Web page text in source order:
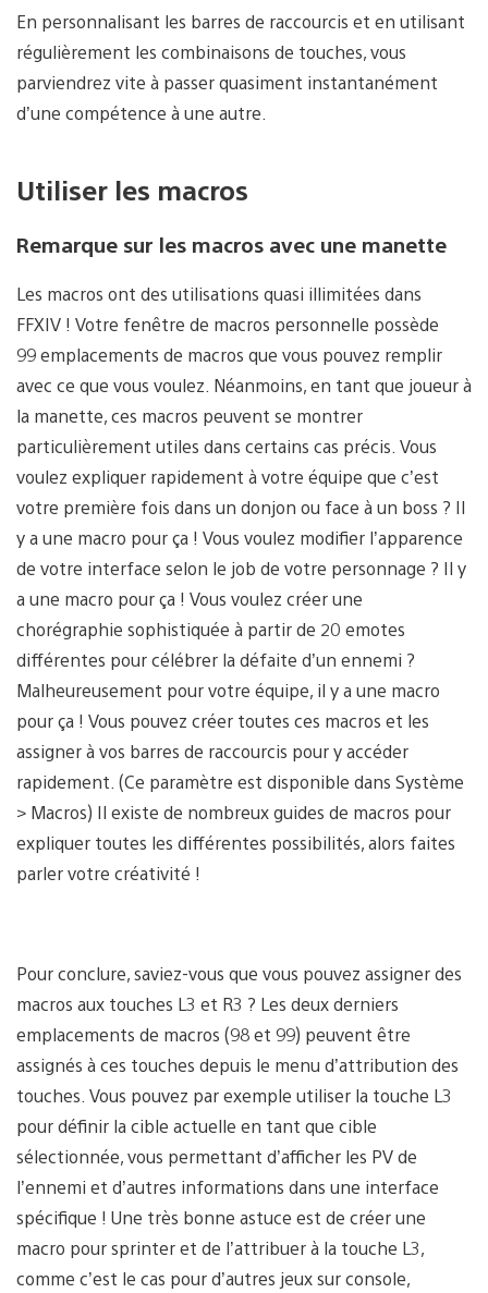
En personnalisant les barres de raccourcis et en utilisant
régulièrement les combinaisons de touches, vous
parviendrez vite à passer quasiment instantanément
d’une compétence à une autre.
Utiliser les macros
Remarque sur les macros avec une manette
Les macros ont des utilisations quasi illimitées dans
FFXIV ! Votre fenêtre de macros personnelle possède
99 emplacements de macros que vous pouvez remplir
avec ce que vous voulez. Néanmoins, en tant que joueur à
la manette, ces macros peuvent se montrer
particulièrement utiles dans certains cas précis. Vous
voulez expliquer rapidement à votre équipe que c’est
votre première fois dans un donjon ou face à un boss ? Il
y a une macro pour ça ! Vous voulez modifier l’apparence
de votre interface selon le job de votre personnage ? Il y
a une macro pour ça ! Vous voulez créer une
chorégraphie sophistiquée à partir de 20 emotes
différentes pour célébrer la défaite d’un ennemi ?
Malheureusement pour votre équipe, il y a une macro
pour ça ! Vous pouvez créer toutes ces macros et les
assigner à vos barres de raccourcis pour y accéder
rapidement. (Ce paramètre est disponible dans Système
> Macros) Il existe de nombreux guides de macros pour
expliquer toutes les différentes possibilités, alors faites
parler votre créativité !
Pour conclure, saviez-vous que vous pouvez assigner des
macros aux touches L3 et R3 ? Les deux derniers
emplacements de macros (98 et 99) peuvent être
assignés à ces touches depuis le menu d’attribution des
touches. Vous pouvez par exemple utiliser la touche L3
pour définir la cible actuelle en tant que cible
sélectionnée, vous permettant d’afficher les PV de
l’ennemi et d’autres informations dans une interface
spécifique ! Une très bonne astuce est de créer une
macro pour sprinter et de l’attribuer à la touche L3,
comme c’est le cas pour d’autres jeux sur console,